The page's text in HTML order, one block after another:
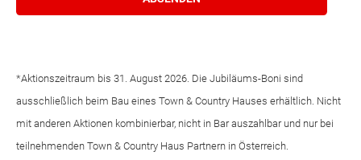
*Aktionszeitraum bis 31. August 2026. Die Jubiläums-Boni sind
ausschließlich beim Bau eines Town & Country Hauses erhältlich. Nicht
mit anderen Aktionen kombinierbar, nicht in Bar auszahlbar und nur bei
teilnehmenden Town & Country Haus Partnern in Österreich.